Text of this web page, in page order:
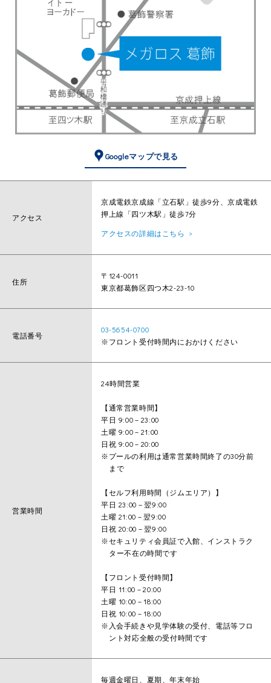
Googleマップで見る
アクセス
京成電鉄京成線「立石駅」徒歩9分、京成電鉄
押上線「四ツ木駅」徒歩7分
アクセスの詳細はこちら
住所
〒124-0011
東京都葛飾区四つ木2-23-10
電話番号
03-5654-0700
※フロント受付時間内におかけください
営業時間
24時間営業
【通常営業時間】
平日 9:00－23:00
土曜 9:00－21:00
日祝 9:00－20:00
※プールの利用は通常営業時間終了の30分前
まで
【セルフ利用時間（ジムエリア）】
平日 23:00－翌9:00
土曜 21:00－翌9:00
日祝 20:00－翌9:00
※セキュリティ会員証で入館、インストラク
ター不在の時間です
【フロント受付時間】
平日 11:00－20:00
土曜 10:00－18:00
日祝 10:00－18:00
※入会手続きや見学体験の受付、電話等フロ
ント対応全般の受付時間です
毎週金曜日、夏期、年末年始